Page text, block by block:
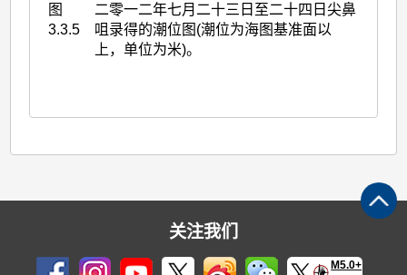
图
3.3.5
二零一二年七月二十三日至二十四日尖鼻
咀录得的潮位图(潮位为海图基准面以
上，单位为米)。
关注我们
M5.0+